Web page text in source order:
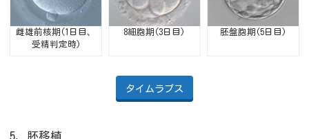
雌雄前核期(1日目、
受精判定時)
8細胞期(3日目) 胚盤胞期(5日目)
タイムラプス
5．胚移植